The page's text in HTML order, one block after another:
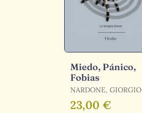
Miedo, Pánico,
Fobias
NARDONE, GIORGIO
23,00 €